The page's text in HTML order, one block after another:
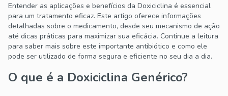
Entender as aplicações e benefícios da Doxiciclina é essencial
para um tratamento eficaz. Este artigo oferece informações
detalhadas sobre o medicamento, desde seu mecanismo de ação
até dicas práticas para maximizar sua eficácia. Continue a leitura
para saber mais sobre este importante antibiótico e como ele
pode ser utilizado de forma segura e eficiente no seu dia a dia.
O que é a Doxiciclina Genérico?